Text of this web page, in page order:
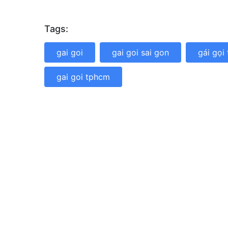
Tags:
gai goi gai goi sai gon gái gọi
gai goi tphcm